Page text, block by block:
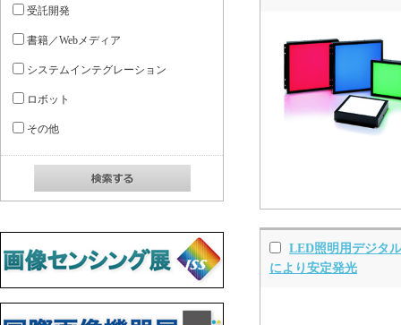
LED照明用デジタ
により安定発光
受託開発
書籍／Webメディア
システムインテグレーション
ロボット
その他